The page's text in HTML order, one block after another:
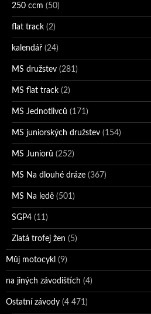
250 ccm (50)
flat track (2)
kalendář (24)
MS družstev (281)
MS flat track (2)
MS Jednotlivců (171)
MS juniorských družstev (154)
MS Juniorů (252)
MS Na dlouhé dráze (367)
MS Na ledě (501)
SGP4 (11)
Zlatá trofej žen (5)
Můj motocykl (9)
na jiných závodištích (4)
Ostatní závody (4 471)